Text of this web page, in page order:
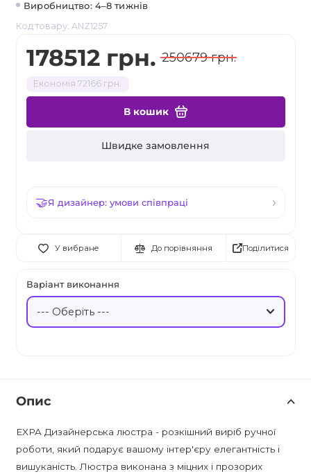
Виробництво: 4–8 тижнів
Код товару: ANZ1257
178512 грн. 250679 грн.
Економія 72166 грн.
В кошик
Швидке замовлення
Я дизайнер: умови співпраці
У вибране До порівняння
Варіант виконання
Поділитися
Опис
EXPA Дизайнерська люстра - розкішний виріб ручної
роботи, який подарує вашому інтер'єру елегантність і
вишуканість. Люстра виконана з міцних і прозорих